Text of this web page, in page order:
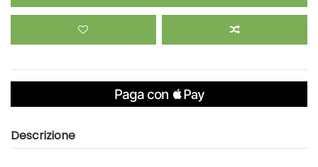
Descrizione